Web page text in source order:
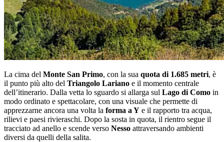
La cima del Monte San Primo, con la sua quota di 1.685 metri, è
il punto più alto del Triangolo Lariano e il momento centrale
dell’itinerario. Dalla vetta lo sguardo si allarga sul Lago di Como in
modo ordinato e spettacolare, con una visuale che permette di
apprezzarne ancora una volta la forma a Y e il rapporto tra acqua,
rilievi e paesi rivieraschi. Dopo la sosta in quota, il rientro segue il
tracciato ad anello e scende verso Nesso attraversando ambienti
diversi da quelli della salita.